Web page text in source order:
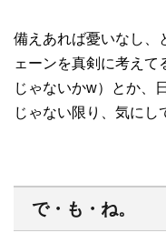
備えあれば憂いなし、
ェーンを真剣に考えて
じゃないかw）とか、
じゃない限り、気にし
で・も・ね。